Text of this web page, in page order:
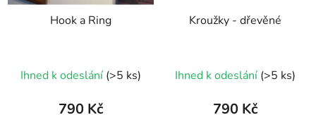
Hook a Ring
Ihned k odeslání (>5 ks)
790 Kč
Kroužky - dřevěné
hodnocení
produktu
Ihned k odeslání (>5 ks)
790 Kč